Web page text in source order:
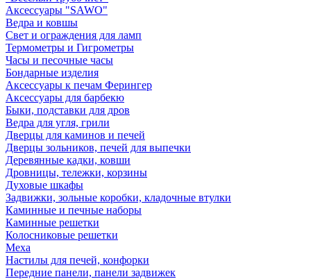
Аксессуары "SAWO"
Ведра и ковшы
Свет и ограждения для ламп
Термометры и Гигрометры
Часы и песочные часы
Бондарные изделия
Аксессуары к печам Ферингер
Аксессуары для барбекю
Быки, подставки для дров
Ведра для угля, грили
Дверцы для каминов и печей
Дверцы зольников, печей для выпечки
Деревянные кадки, ковши
Дровницы, тележки, корзины
Духовые шкафы
Задвижки, зольные коробки, кладочные втулки
Каминные и печные наборы
Каминные решетки
Колосниковые решетки
Меха
Настилы для печей, конфорки
Передние панели, панели задвижек